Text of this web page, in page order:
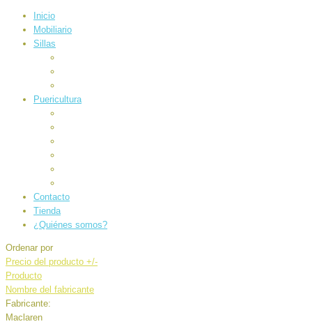
Inicio
Mobiliario
Sillas
Puericultura
Contacto
Tienda
¿Quiénes somos?
Ordenar por
Precio del producto +/-
Producto
Nombre del fabricante
Fabricante:
Maclaren